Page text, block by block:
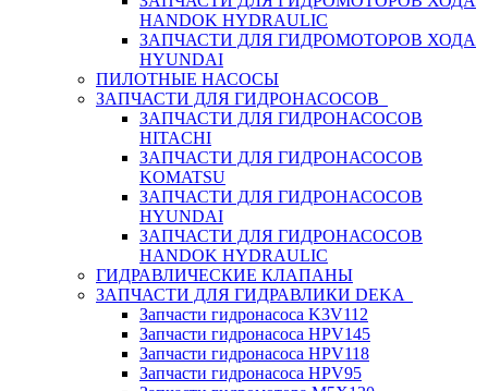
HANDOK HYDRAULIC
ЗАПЧАСТИ ДЛЯ ГИДРОМОТОРОВ ХОДА
HYUNDAI
ПИЛОТНЫЕ НАСОСЫ
ЗАПЧАСТИ ДЛЯ ГИДРОНАСОСОВ
ЗАПЧАСТИ ДЛЯ ГИДРОНАСОСОВ
HITACHI
ЗАПЧАСТИ ДЛЯ ГИДРОНАСОСОВ
KOMATSU
ЗАПЧАСТИ ДЛЯ ГИДРОНАСОСОВ
HYUNDAI
ЗАПЧАСТИ ДЛЯ ГИДРОНАСОСОВ
HANDOK HYDRAULIC
ГИДРАВЛИЧЕСКИЕ КЛАПАНЫ
ЗАПЧАСТИ ДЛЯ ГИДРАВЛИКИ DEKA
Запчасти гидронасоса K3V112
Запчасти гидронасоса HPV145
Запчасти гидронасоса HPV118
Запчасти гидронасоса HPV95